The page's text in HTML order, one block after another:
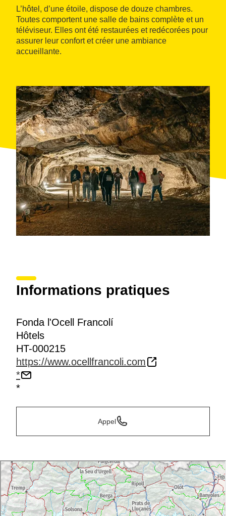
L’hôtel, d’une étoile, dispose de douze chambres.
Toutes comportent une salle de bains complète et un
téléviseur. Elles ont été restaurées et redécorées pour
assurer leur confort et créer une ambiance
accueillante.
Informations pratiques
Fonda l'Ocell Francolí
Hôtels
HT-000215
https://www.ocellfrancoli.com
*
*
Appel